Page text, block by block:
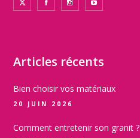
Articles récents
Bien choisir vos matériaux
20 JUIN 2026
Comment entretenir son granit ?